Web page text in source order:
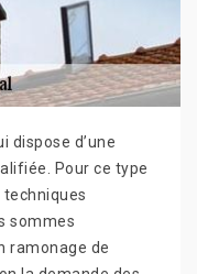
dispose d’une
Pour ce type
techniques
sommes
ramonage de